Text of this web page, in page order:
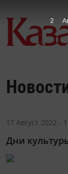
17 Август 2022 -
Дни
2